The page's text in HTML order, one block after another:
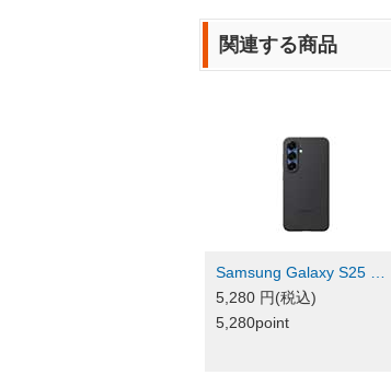
関連する商品
Samsung Galaxy S25 …
5,280 円(税込)
5,280point